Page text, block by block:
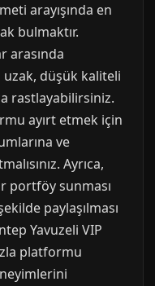
arayışında en
bulmaktır.
arasında
düşük kaliteli
rastlayabilirsiniz.
ayırt etmek için
ve
Ayrıca,
portföy sunması
paylaşılması
Yavuzeli VIP
platformu